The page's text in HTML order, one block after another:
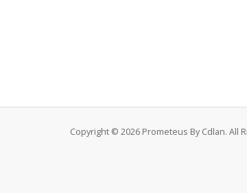
Copyright © 2026 Prometeus By Cdlan. All